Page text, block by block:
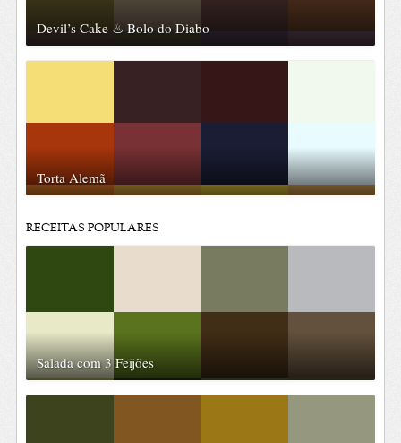
Devil’s Cake ♨ Bolo do Diabo
Torta Alemã
RECEITAS POPULARES
Salada com 3 Feijões